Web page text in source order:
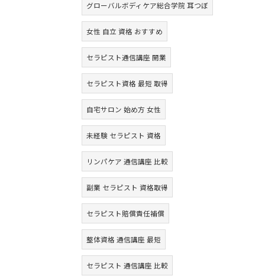
グローバルボディケア総合学院 耳つぼ
女性 自立 資格 おすすめ
セラピスト通信講座 開業
セラピスト資格 最短 取得
自宅サロン 始め方 女性
未経験 セラピスト 資格
リンパケア 通信講座 比較
副業 セラピスト 資格取得
セラピスト賠償責任補償
整体資格 通信講座 最短
セラピスト 通信講座 比較